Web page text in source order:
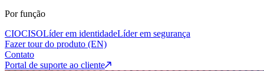
Por função
CIOCISOLíder em identidadeLíder em segurança
Fazer tour do produto (EN)
Contato
Portal de suporte ao cliente